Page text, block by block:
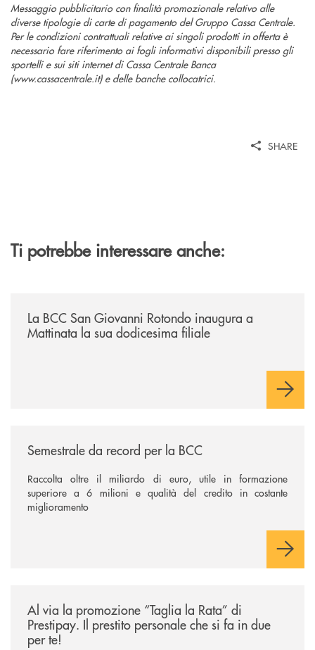
Messaggio pubblicitario con finalità promozionale relativo alle
diverse tipologie di carte di pagamento del Gruppo Cassa Centrale.
Per le condizioni contrattuali relative ai singoli prodotti in offerta è
necessario fare riferimento ai fogli informativi disponibili presso gli
sportelli e sui siti internet di Cassa Centrale Banca
(www.cassacentrale.it) e delle banche collocatrici.
SHARE
Ti potrebbe interessare anche:
La BCC San Giovanni Rotondo inaugura a
Mattinata la sua dodicesima filiale
Semestrale da record per la BCC
Raccolta oltre il miliardo di euro, utile in formazione
superiore a 6 milioni e qualità del credito in costante
miglioramento
Al via la promozione “Taglia la Rata” di
Prestipay. Il prestito personale che si fa in due
per te!